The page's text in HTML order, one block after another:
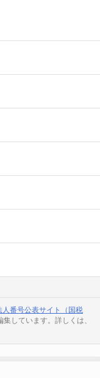
人番号公表サイト（国税
しています。詳しくは、